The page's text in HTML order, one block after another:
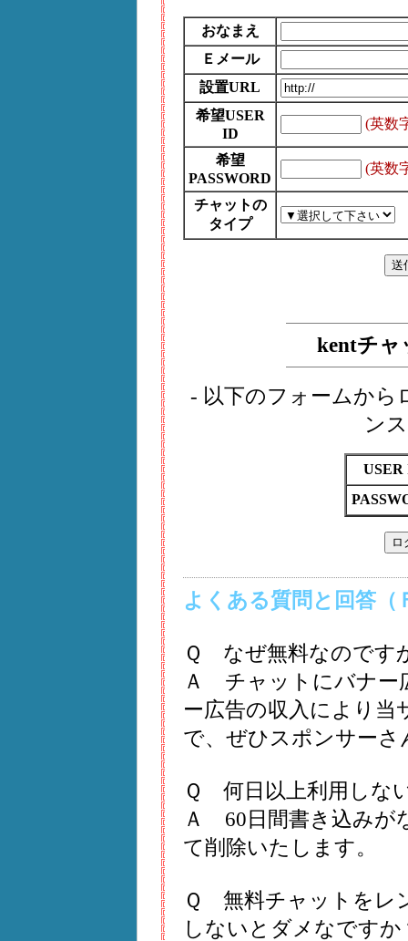
おなまえ
Ｅメール
設置URL
希望USER
ID
(英数
希望
PASSWORD
(英数
チャットの
タイプ
kentチャ
- 以下のフォームから
ン
USER
よくある質問と回答（
Ｑ なぜ無料なのです
Ａ チャットにバナー
ー広告の収入により
で、ぜひスポンサー
Ｑ 何日以上利用しな
Ａ 60日間書き込みが
て削除いたします。
Ｑ 無料チャットをレ
しないとダメなですか